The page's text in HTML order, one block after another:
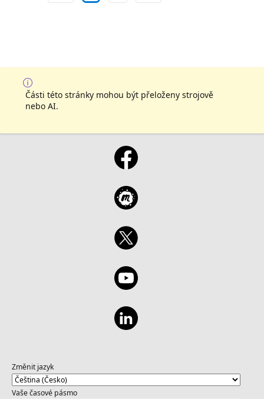
Části této stránky mohou být přeloženy strojově
nebo AI.
Změnit jazyk
Vaše časové pásmo